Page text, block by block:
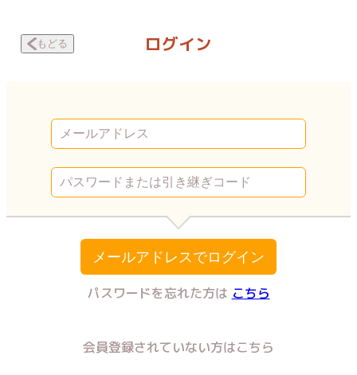
もどる ログイン
メールアドレスでログイン
パスワードを忘れた方は こちら
会員登録されていない方はこちら